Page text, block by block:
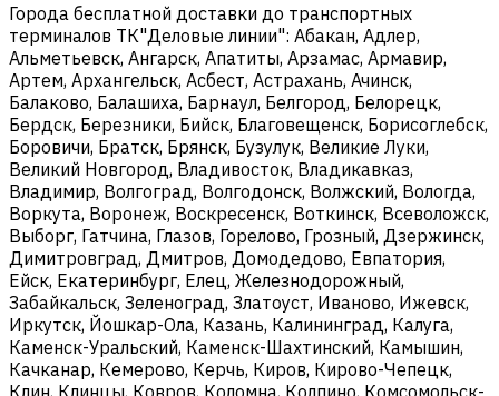
Города бесплатной доставки до транспортных
терминалов ТК"Деловые линии": Абакан, Адлер,
Альметьевск, Ангарск, Апатиты, Арзамас, Армавир,
Артем, Архангельск, Асбест, Астрахань, Ачинск,
Балаково, Балашиха, Барнаул, Белгород, Белорецк,
Бердск, Березники, Бийск, Благовещенск, Борисоглебск,
Боровичи, Братск, Брянск, Бузулук, Великие Луки,
Великий Новгород, Владивосток, Владикавказ,
Владимир, Волгоград, Волгодонск, Волжский, Вологда,
Воркута, Воронеж, Воскресенск, Воткинск, Всеволожск,
Выборг, Гатчина, Глазов, Горелово, Грозный, Дзержинск,
Димитровград, Дмитров, Домодедово, Евпатория,
Ейск, Екатеринбург, Елец, Железнодорожный,
Забайкальск, Зеленоград, Златоуст, Иваново, Ижевск,
Иркутск, Йошкар-Ола, Казань, Калининград, Калуга,
Каменск-Уральский, Каменск-Шахтинский, Камышин,
Качканар, Кемерово, Керчь, Киров, Кирово-Чепецк,
Клин, Клинцы, Ковров, Коломна, Колпино, Комсомольск-